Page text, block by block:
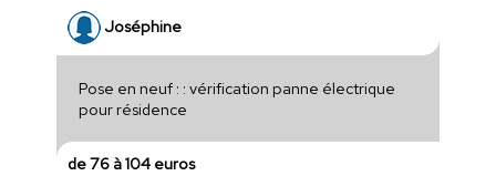
Joséphine
Pose en neuf : : vérification panne électrique
pour résidence
de 76 à 104 euros